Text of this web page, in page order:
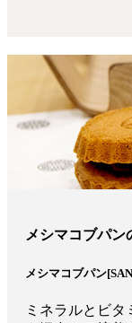
メシマコブパン
メシマコブパン
ミネラルとビ